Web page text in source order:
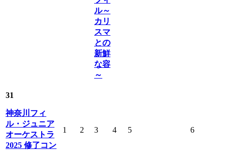
ル～
カリ
スマ
との
新鮮
な容
～
31
神奈川フィ
ル・ジュニア
オーケストラ
2025 修了コン
1 2 3 4 5 6